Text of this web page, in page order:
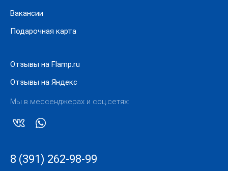
Вакансии
Подарочная карта
Отзывы на Flamp.ru
Отзывы на Яндекс
Мы в мессенджерах и соц.сетях:
8 (391) 262-98-99